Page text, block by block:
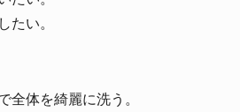
たい。
全体を綺麗に洗う。